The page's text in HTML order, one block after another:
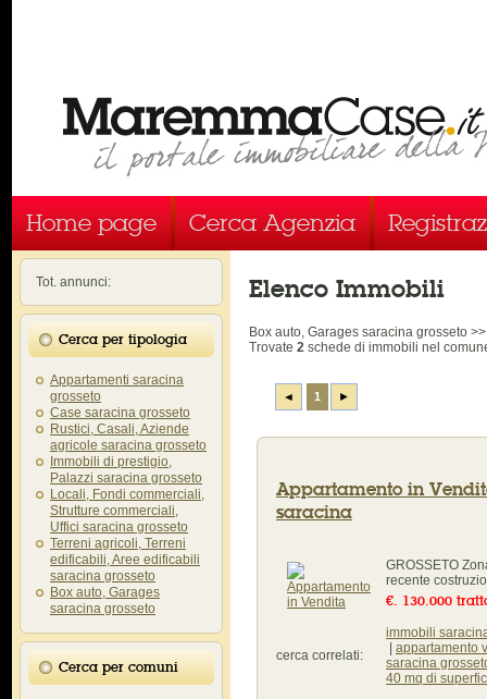
Home page Cerca Agenzia
Tot. annunci:
Cerca per tipologia
Appartamenti saracina
grosseto
Case saracina grosseto
Rustici, Casali, Aziende
agricole saracina grosseto
Immobili di prestigio,
Palazzi saracina grosseto
Locali, Fondi commerciali,
Strutture commerciali,
Uffici saracina grosseto
Terreni agricoli, Terreni
edificabili, Aree edificabili
saracina grosseto
Box auto, Garages
saracina grosseto
Cerca per comuni
Elenco Immobili
Box auto, Garages saracina grosseto
Trovate 2 schede di immobili nel
◄ 1 ►
Appartamento in
saracina
GROSSETO
recente
€. 130.000
cerca correlati:
immobili
appartamento
saracina
40 mq di